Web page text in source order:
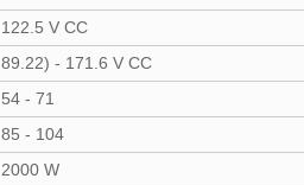
122.5 V CC
89.22) - 171.6 V CC
54 - 71
85 - 104
2000 W